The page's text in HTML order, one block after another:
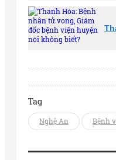
Tag
Nghệ An Bệnh